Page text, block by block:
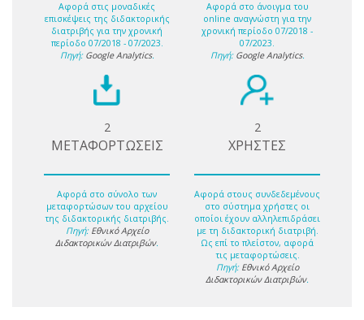
Αφορά στις μοναδικές
επισκέψεις της διδακτορικής
διατριβής για την χρονική
περίοδο 07/2018 - 07/2023.
Πηγή: Google Analytics.
Αφορά στο άνοιγμα του
online αναγνώστη για την
χρονική περίοδο 07/2018 -
07/2023.
Πηγή: Google Analytics.
2
ΜΕΤΑΦΟΡΤΩΣΕΙΣ
Αφορά στο σύνολο των
μεταφορτώσων του αρχείου
της διδακτορικής διατριβής.
Πηγή: Εθνικό Αρχείο
Διδακτορικών Διατριβών.
2
ΧΡΗΣΤΕΣ
Αφορά στους συνδεδεμένους
στο σύστημα χρήστες οι
οποίοι έχουν αλληλεπιδράσει
με τη διδακτορική διατριβή.
Ως επί το πλείστον, αφορά
τις μεταφορτώσεις.
Πηγή: Εθνικό Αρχείο
Διδακτορικών Διατριβών.